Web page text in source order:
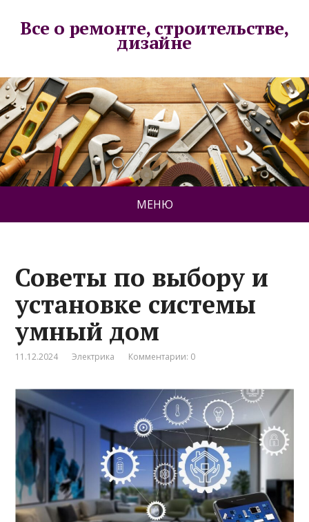
Все о ремонте, строительстве,
дизайне
МЕНЮ
Советы по выбору и
установке системы
умный дом
11.12.2024 Электрика Комментарии: 0